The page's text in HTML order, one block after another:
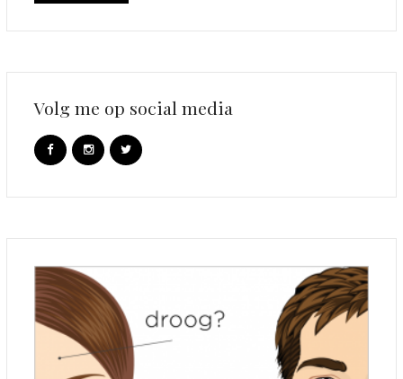
Volg me op social media